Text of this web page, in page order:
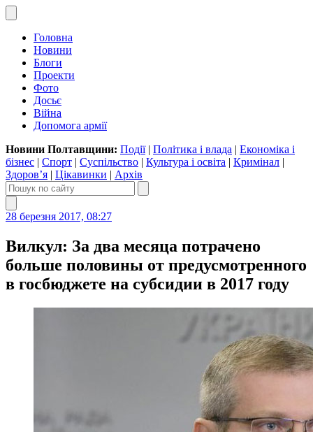
Головна
Новини
Блоги
Проекти
Фото
Досьє
Війна
Допомога армії
Новини Полтавщини: Події| Політика і влада | Економіка і
бізнес | Спорт | Суспільство | Культура і освіта | Кримінал |
Здоров’я | Цікавинки | Архів
28 березня 2017, 08:27
Вилкул: За два месяца потрачено
больше половины от предусмотренного
в госбюджете на субсидии в 2017 году